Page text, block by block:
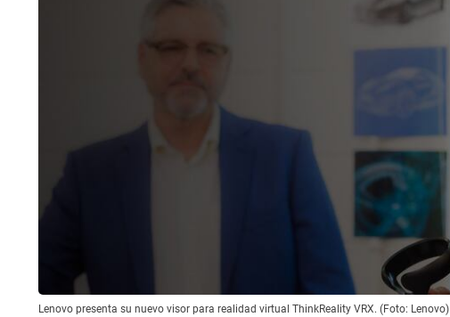
Lenovo presenta su nuevo visor para realidad virtual ThinkReality VRX. (Foto: Lenovo)